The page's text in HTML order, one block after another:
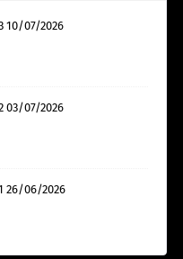
10/07/2026
03/07/2026
26/06/2026